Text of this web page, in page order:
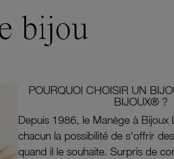
bijou
POURQUOI CHOISIR UN
BIJOUX® ?
Depuis 1986, le Manège à Bijoux
chacun la possibilité de s'offrir
quand il le souhaite. Surpris de